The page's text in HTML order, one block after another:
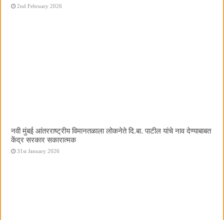
2nd February 2026
नवी मुंबई आंतरराष्ट्रीय विमानतळाला लोकनेते दि.बा. पाटील यांचे नाव देण्याबाबत
केंद्र सरकार सकारात्मक
31st January 2026